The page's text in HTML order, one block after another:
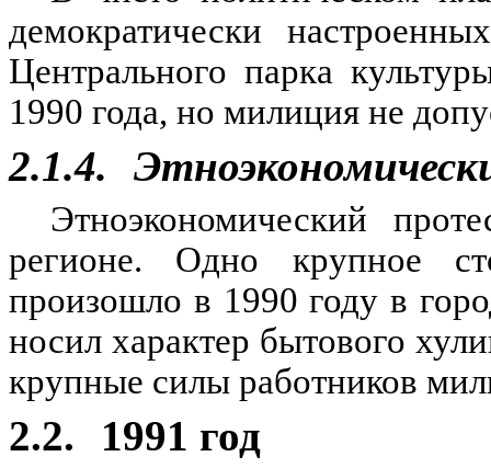
демократически
Центрального парка
1990 года, но милиция не
2.1.4.
Этноэкономический
регионе. Одно крупное
произошло в 1990 году в
носил характер бытового
крупные силы работников
2.2. 1991 год